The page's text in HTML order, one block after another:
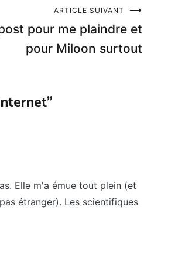
ARTICLE SUIVANT
pour me plaindre et
pour Miloon surtout
”
Elle m'a émue tout plein (et
étranger). Les scientifiques